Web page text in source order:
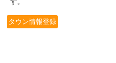
タウン情報登録